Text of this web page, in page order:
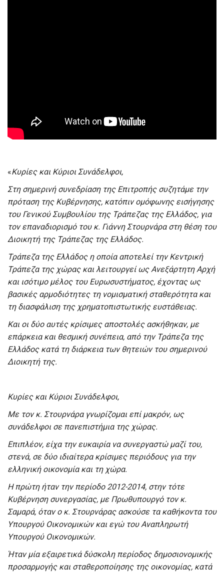
«Κυρίες και Κύριοι Συνάδελφοι,
Στη σημερινή συνεδρίαση της Επιτροπής συζητάμε την
πρόταση της Κυβέρνησης, κατόπιν ομόφωνης εισήγησης
του Γενικού Συμβουλίου της Τράπεζας της Ελλάδος, για
τον επαναδιορισμό του κ. Γιάννη Στουρνάρα στη θέση του
Διοικητή της Τράπεζας της Ελλάδος.
Τράπεζα της Ελλάδος η οποία αποτελεί την Κεντρική
Τράπεζα της χώρας και λειτουργεί ως Ανεξάρτητη Αρχή
και ισότιμο μέλος του Ευρωσυστήματος, έχοντας ως
βασικές αρμοδιότητες τη νομισματική σταθερότητα και
τη διασφάλιση της χρηματοπιστωτικής ευστάθειας.
Και οι δύο αυτές κρίσιμες αποστολές ασκήθηκαν, με
επάρκεια και θεσμική συνέπεια, από την Τράπεζα της
Ελλάδος κατά τη διάρκεια των θητειών του σημερινού
Διοικητή της.
Κυρίες και Κύριοι Συνάδελφοι,
Με τον κ. Στουρνάρα γνωρίζομαι επί μακρόν, ως
συνάδελφοι σε πανεπιστήμια της χώρας.
Επιπλέον, είχα την ευκαιρία να συνεργαστώ μαζί του,
στενά, σε δύο ιδιαίτερα κρίσιμες περιόδους για την
ελληνική οικονομία και τη χώρα.
Η πρώτη ήταν την περίοδο 2012-2014, στην τότε
Κυβέρνηση συνεργασίας, με Πρωθυπουργό τον κ.
Σαμαρά, όταν ο κ. Στουρνάρας ασκούσε τα καθήκοντα του
Υπουργού Οικονομικών και εγώ του Αναπληρωτή
Υπουργού Οικονομικών.
Ήταν μία εξαιρετικά δύσκολη περίοδος δημοσιονομικής
προσαρμογής και σταθεροποίησης της οικονομίας, κατά